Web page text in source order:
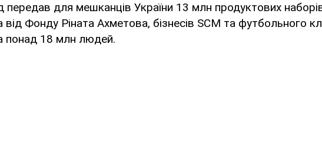
для мешканців України 13 млн продуктових
Фонду Ріната Ахметова, бізнесів SCM та футбольного
понад 18 млн людей.